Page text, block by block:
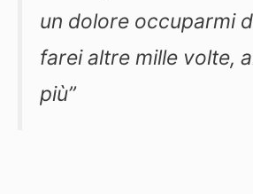
un dolore occuparmi
farei altre mille volte,
più”